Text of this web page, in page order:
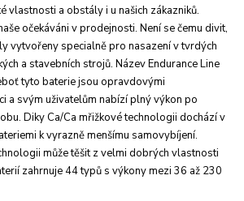
vlastnosti a obstály i u našich zákazniků.
očekáváni v prodejnosti. Neníse čemu divit,
vytvořeny specialně pro nasazení v tvrdých
a stavebních strojů.Název Endurance Line
tyto baterie jsou opravdovými
a svým uživatelům nabízí plný výkon po
Diky Ca/Ca mřižkovétechnologii dochází v
k vyrazně menšímu samovybíjení.
může těšit z velmi dobrýchvlastnosti
zahrnuje44 typů s výkony mezi 36 až 230